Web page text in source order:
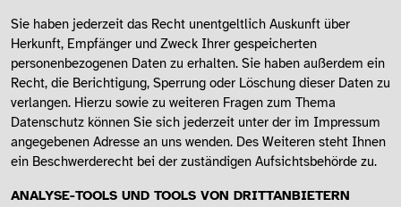
Sie haben jederzeit das Recht unentgeltlich Auskunft über
Herkunft, Empfänger und Zweck Ihrer gespeicherten
personenbezogenen Daten zu erhalten. Sie haben außerdem ein
Recht, die Berichtigung, Sperrung oder Löschung dieser Daten zu
verlangen. Hierzu sowie zu weiteren Fragen zum Thema
Datenschutz können Sie sich jederzeit unter der im Impressum
angegebenen Adresse an uns wenden. Des Weiteren steht Ihnen
ein Beschwerderecht bei der zuständigen Aufsichtsbehörde zu.
ANALYSE-TOOLS UND TOOLS VON DRITTANBIETERN